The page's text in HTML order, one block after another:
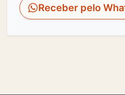
Receber pelo